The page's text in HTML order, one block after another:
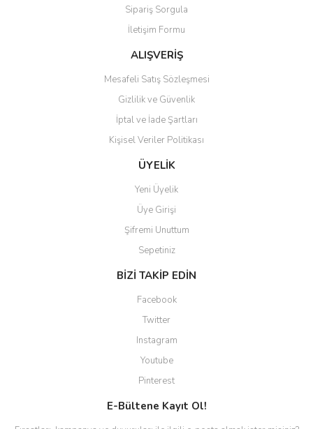
Sipariş Sorgula
İletişim Formu
ALIŞVERİŞ
Mesafeli Satış Sözleşmesi
Gizlilik ve Güvenlik
İptal ve İade Şartları
Kişisel Veriler Politikası
ÜYELİK
Yeni Üyelik
Üye Girişi
Şifremi Unuttum
Sepetiniz
BİZİ TAKİP EDİN
Facebook
Twitter
Instagram
Youtube
Pinterest
E-Bültene Kayıt Ol!